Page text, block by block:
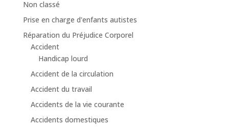
Non classé
Prise en charge d'enfants autistes
Réparation du Préjudice Corporel
Accident
Handicap lourd
Accident de la circulation
Accident du travail
Accidents de la vie courante
Accidents domestiques